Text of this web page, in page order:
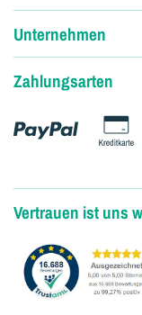
Unternehmen
Zahlungsarten
Vertrauen ist uns